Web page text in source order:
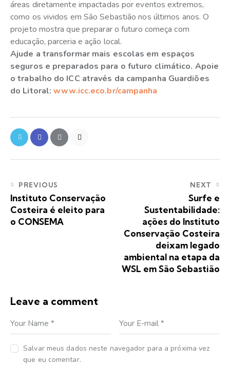
áreas diretamente impactadas por eventos extremos,
como os vividos em São Sebastião nos últimos anos. O
projeto mostra que preparar o futuro começa com
educação, parceria e ação local.
Ajude a transformar mais escolas em espaços
seguros e preparados para o futuro climático. Apoie
o trabalho do ICC através da campanha Guardiões
do Litoral:www.icc.eco.br/campanha
PREVIOUS
Instituto Conservação
Costeira é eleito para
o CONSEMA
NEXT
Surfe e
Sustentabilidade:
ações do Instituto
Conservação Costeira
deixam legado
ambiental na etapa da
WSL em São Sebastião
Leave a comment
Salvar meus dados neste navegador para a próxima vez
que eu comentar.